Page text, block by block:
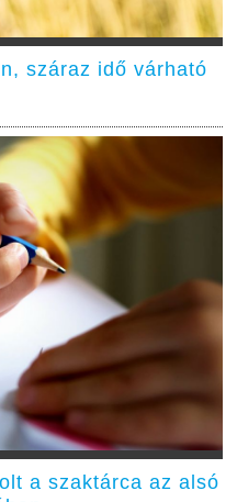
száraz idő várható
a szaktárca az alsó